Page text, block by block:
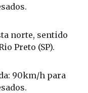
norte, sentido
Preto (SP).
90km/h para